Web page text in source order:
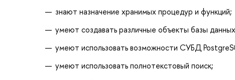
знают назначение хранимых процедур и функций;
умеют создавать различные объекты базы
умеют использовать возможности СУБД
умеют использовать полнотекстовый поиск;